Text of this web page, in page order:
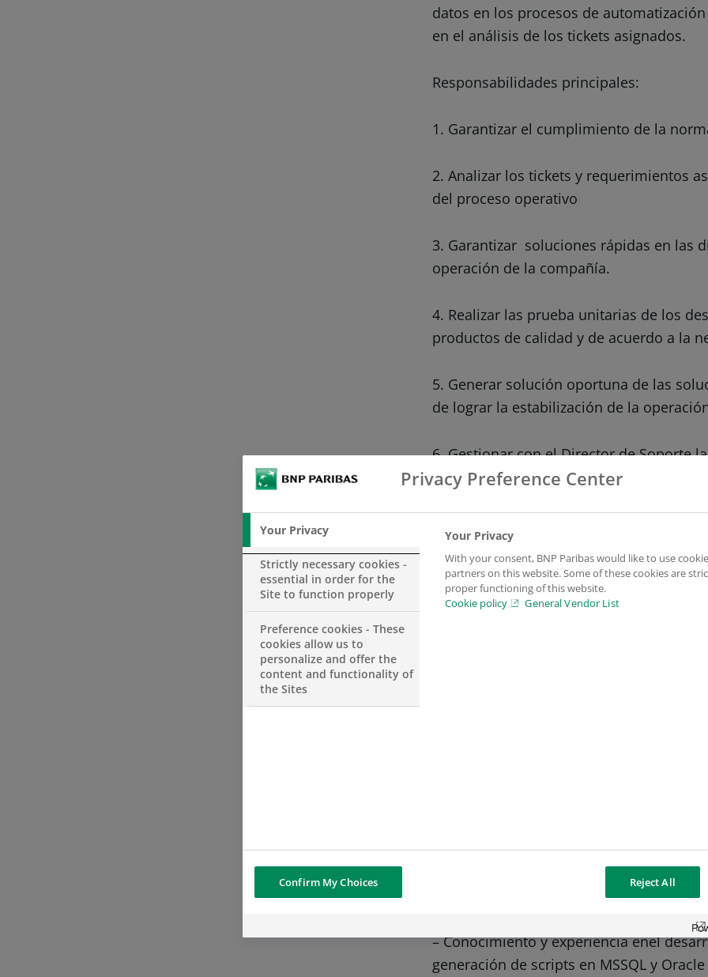
datos en los procesos de
en el análisis de los tickets asignados.
Responsabilidades principales:
1. Garantizar el cumplimiento de la
2. Analizar los tickets y requerimientos
del proceso operativo
3. Garantizar soluciones rápidas en las
operación de la compañía.
4. Realizar las prueba unitarias de los
productos de calidad y de acuerdo a la
5. Generar solución oportuna de las
de lograr la estabilización de la
6. Gestionar con el Director de Soporte
impactos para buscar las soluciones de
7. Garantizar el versionamiento de los
y/o Scripts.
8. Garantizar que los pases a
calidad.
9. Cumplir con los ANS y planes de
10. Responsable del uso adecuado de
11. Aplicar las políticas locales, del
aplicación su correcta ejecución en las
Perfil profesional:
– Profesiones en Ingeniería de
– Conocimiento y experiencia enel
generación de scripts en MSSQL y
Privacy Preference Center
Your Privacy
Strictly necessary cookies -
essential in order for the
Site to function properly
Preference cookies - These
cookies allow us to
personalize and offer the
content and functionality of
the Sites
Your Privacy
With your consent, BNP Paribas would like to use
partners on this website. Some of these cookies are
proper functioning of this website.
Cookie policy
General Vendor List
Confirm My Choices Reject All